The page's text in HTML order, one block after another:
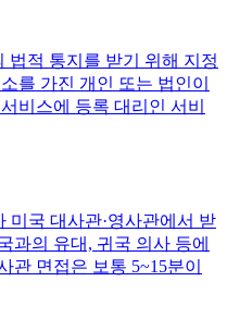
법적 통지를 받기 위해 지정
를 가진 개인 또는 법인이
비스에 등록 대리인 서비
미국 대사관·영사관에서 받
과의 유대, 귀국 의사 등에
관 면접은 보통 5~15분이